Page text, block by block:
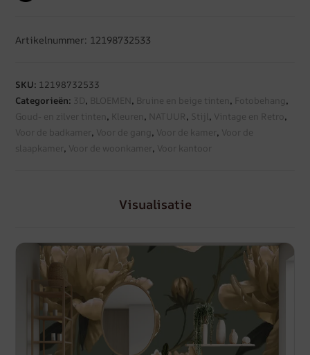
Artikelnummer: 12198732533
SKU: 12198732533
Categorieën: 3D , BLOEMEN , Bruine en beige tinten , Fotobehang,
Goud- en zilver tinten , Kleuren , NATUUR, Stijl, Vintage en Retro ,
Voor de badkamer, Voor de gang, Voor de kamer, Voor de
slaapkamer, Voor de woonkamer, Voor kantoor
Visualisatie